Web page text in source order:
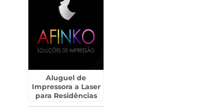
Aluguel de
Impressora a Laser
para Residências